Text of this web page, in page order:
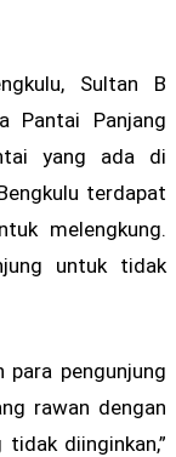
Sultan B
Pantai Panjang
yang ada di
terdapat
melengkung.
untuk tidak
para pengunjung
rawan dengan
diinginkan,”